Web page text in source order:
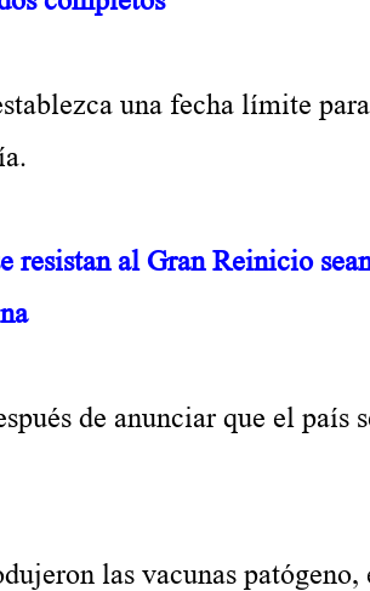
una fecha límite
resistan al Gran Reinicio
de anunciar que el país
las vacunas patógeno,